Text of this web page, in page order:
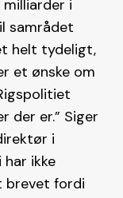
i
samrådet
helt tydeligt,
et ønske om
der er.” Siger
i
har ikke
brevet fordi